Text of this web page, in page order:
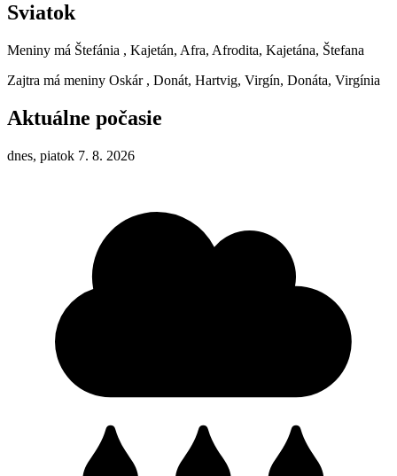
Sviatok
Meniny má Štefánia , Kajetán, Afra, Afrodita, Kajetána, Štefana
Zajtra má meniny Oskár , Donát, Hartvig, Virgín, Donáta, Virgínia
Aktuálne počasie
dnes, piatok 7. 8. 2026